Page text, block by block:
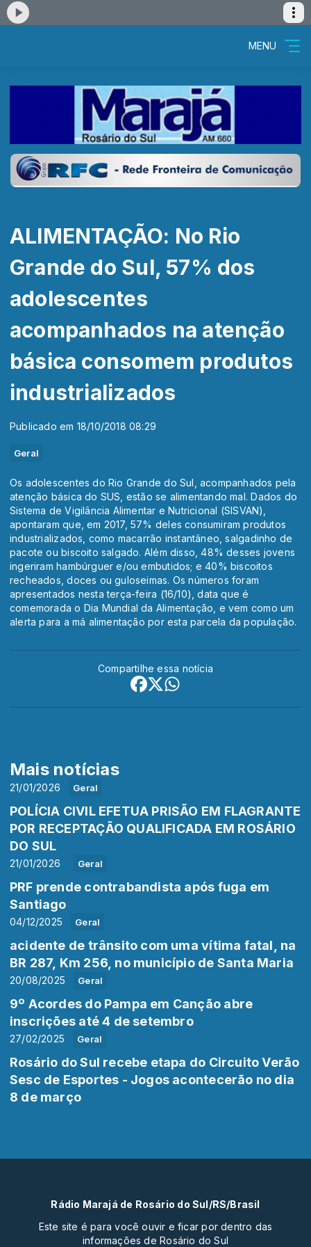
MENU
ALIMENTAÇÃO: No Rio
Grande do Sul, 57% dos
adolescentes
acompanhados na atenção
básica consomem produtos
industrializados
Publicado em 18/10/2018 08:29
Geral
Os adolescentes do Rio Grande do Sul, acompanhados pela
atenção básica do SUS, estão se alimentando mal. Dados do
Sistema de Vigilância Alimentar e Nutricional (SISVAN),
apontaram que, em 2017, 57% deles consumiram produtos
industrializados, como macarrão instantâneo, salgadinho de
pacote ou biscoito salgado. Além disso, 48% desses jovens
ingeriram hambúrguer e/ou embutidos; e 40% biscoitos
recheados, doces ou guloseimas. Os números foram
apresentados nesta terça-feira (16/10), data que é
comemorada o Dia Mundial da Alimentação, e vem como um
alerta para a má alimentação por esta parcela da população.
Compartilhe essa notícia
Mais notícias
Geral
21/01/2026
POLÍCIA CIVIL EFETUA PRISÃO EM FLAGRANTE
POR RECEPTAÇÃO QUALIFICADA EM ROSÁRIO
DO SUL
Geral
21/01/2026
PRF prende contrabandista após fuga em
Santiago
Geral
04/12/2025
acidente de trânsito com uma vítima fatal, na
BR 287, Km 256, no município de Santa Maria
Geral
20/08/2025
9º Acordes do Pampa em Canção abre
inscrições até 4 de setembro
Geral
27/02/2025
Rosário do Sul recebe etapa do Circuito Verão
Sesc de Esportes - Jogos acontecerão no dia
8 de março
Rádio Marajá de Rosário do Sul/RS/Brasil
Este site é para você ouvir e ficar por dentro das
informações de Rosário do Sul